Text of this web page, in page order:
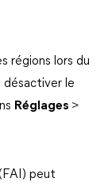
régions lors du
désactiver le
Réglages >
peut